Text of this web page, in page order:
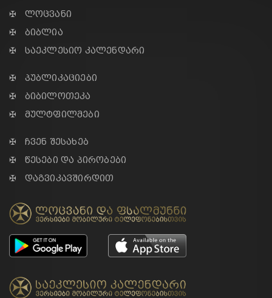
✠ ლოცვანი
✠ ბიბლია
✠ საეკლესიო კალენდარი
✠ პუბლიკაციები
✠ ბიბილოთეკა
✠ მულტფილმები
✠ ჩვენ შესახებ
✠ წესები და პირობები
✠ დაგვიკავშირდით